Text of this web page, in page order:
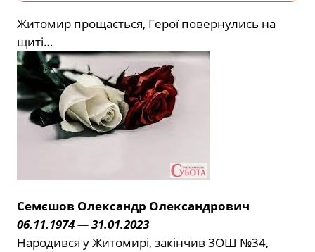
Житомир прощається, Герої повернулись на
щиті…
Семєшов Олександр Олександрович
06.11.1974 — 31.01.2023
Народився у Житомирі, закінчив ЗОШ №34,